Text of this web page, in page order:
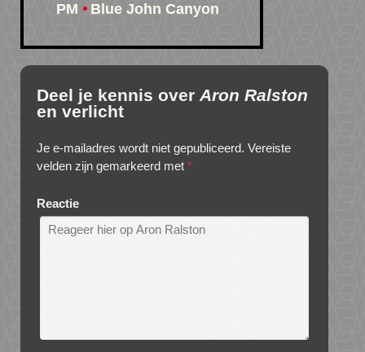
PM
Blue John Canyon
Deel je kennis over Aron Ralston
en verlicht
Je e-mailadres wordt niet gepubliceerd. Vereiste
velden zijn gemarkeerd met *
Reactie